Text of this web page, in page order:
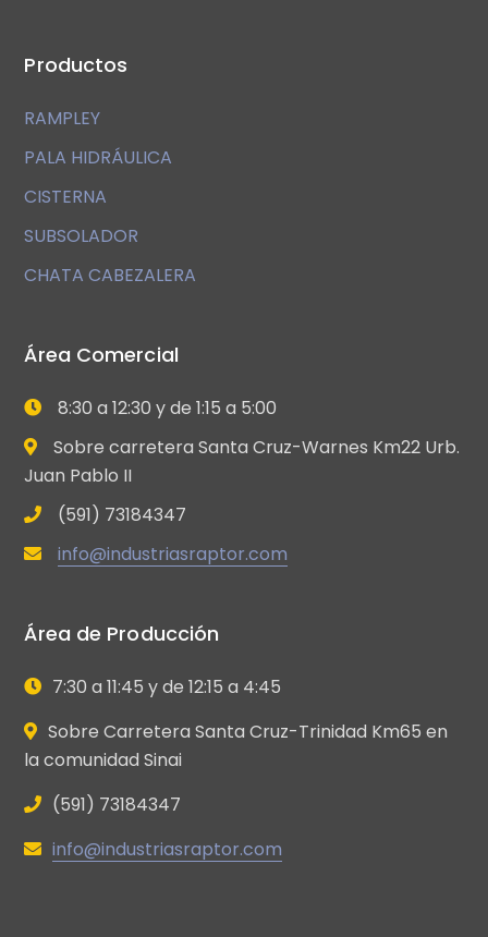
Productos
RAMPLEY
PALA HIDRÁULICA
CISTERNA
SUBSOLADOR
CHATA CABEZALERA
Área Comercial
8:30 a 12:30 y de 1:15 a 5:00
Sobre carretera Santa Cruz-Warnes Km22 Urb.
Juan Pablo II
(591) 73184347
info@industriasraptor.com
Área de Producción
7:30 a 11:45 y de 12:15 a 4:45
Sobre Carretera Santa Cruz-Trinidad Km65 en
la comunidad Sinai
(591) 73184347
info@industriasraptor.com